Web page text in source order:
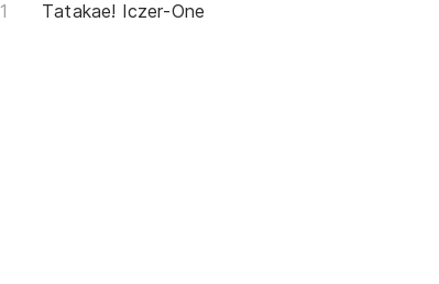
Tatakae! Iczer-One